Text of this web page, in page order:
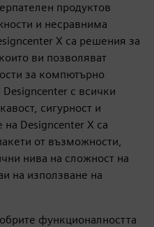
продуктов
и несравнима
X са решения за
ви позволяват
за компютърно
с всички
сигурност и
Designcenter X са
от възможности,
нива на сложност на
на използване на
функционалността